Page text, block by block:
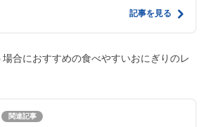
記事を見る
合におすすめの食べやすいおにぎりのレ
関連記事